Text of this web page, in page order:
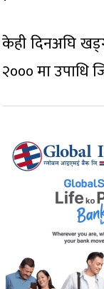
केही दिनअघि
२००० मा उपाधि